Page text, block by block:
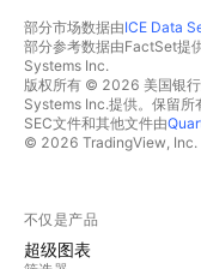
部分市场数据由ICE Data
部分参考数据由FactSet
Systems Inc.
版权所有 © 2026 美国银
Systems Inc.提供。保留所
SEC文件和其他文件由
© 2026 TradingView, Inc.
不仅是产品
超级图表